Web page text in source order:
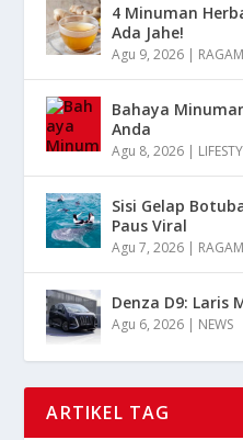
4 Minuman
Ada Jahe!
Agu 9, 2026 | RAGAM
Bahaya
Anda
Agu 8, 2026 |
Sisi Gelap
Paus Viral
Agu 7, 2026 | RAGAM
Denza D9: Laris
Agu 6, 2026 | NEWS
ARTIKEL TAG